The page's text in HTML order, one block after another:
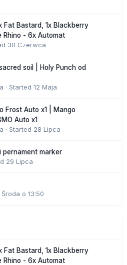
Fat Bastard, 1x Blackberry
Rhino - 6x Automat
30 Czerwca
soil | Holy Punch od
· Started 12 Maja
Frost Auto x1 | Mango
Auto x1
· Started 28 Lipca
pernament marker
29 Lipca
Środa o 13:50
Fat Bastard, 1x Blackberry
Rhino - 6x Automat